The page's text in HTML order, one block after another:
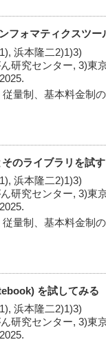
フォマティクスツー
浜本隆二2)1)3)
研究センター, 3)東
量制、基本料金制
のライブラリを試す
浜本隆二2)1)3)
研究センター, 3)東
量制、基本料金制
を試してみる
浜本隆二2)1)3)
研究センター, 3)東